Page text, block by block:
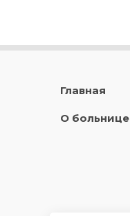
Главная
О больнице